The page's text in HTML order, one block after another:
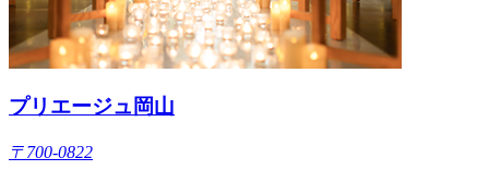
プリエージュ岡山
〒700-0822